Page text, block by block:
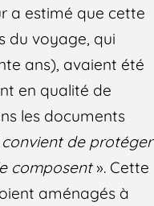
a estimé que cette
du voyage, qui
ans), avaient été
en qualité de
les documents
convient de protéger
composent». Cette
aménagés à